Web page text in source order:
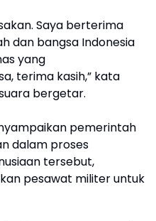
Saya berterima
dan bangsa Indonesia
yang
terima kasih,” kata
bergetar.
pemerintah
dalam proses
tersebut,
pesawat militer untuk